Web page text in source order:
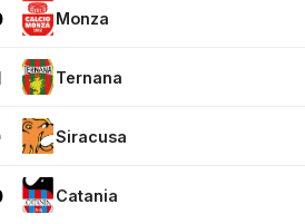
Monza
Ternana
Siracusa
Catania